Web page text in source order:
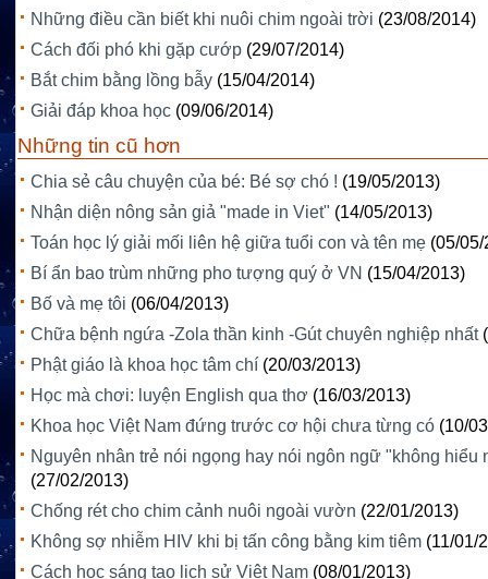
Những điều cần biết khi nuôi chim ngoài trời (23/08/2014)
Cách đối phó khi gặp cướp (29/07/2014)
Bắt chim bằng lồng bẫy (15/04/2014)
Giải đáp khoa học (09/06/2014)
Những tin cũ hơn
Chia sẻ câu chuyện của bé: Bé sợ chó ! (19/05/2013)
Nhận diện nông sản giả "made in Viet" (14/05/2013)
Toán học lý giải mối liên hệ giữa tuổi con và tên mẹ (05/
Bí ẩn bao trùm những pho tượng quý ở VN (15/04/2013)
Bố và mẹ tôi (06/04/2013)
Chữa bệnh ngứa -Zola thần kinh -Gút chuyên nghiệp nhất
Phật giáo là khoa học tâm chí (20/03/2013)
Học mà chơi: luyện English qua thơ (16/03/2013)
Khoa học Việt Nam đứng trước cơ hội chưa từng có (10/
Nguyên nhân trẻ nói ngọng hay nói ngôn ngữ "không hiểu
(27/02/2013)
Chống rét cho chim cảnh nuôi ngoài vườn (22/01/2013)
Không sợ nhiễm HIV khi bị tấn công bằng kim tiêm (11/01/
Cách học sáng tạo lich sử Việt Nam (08/01/2013)